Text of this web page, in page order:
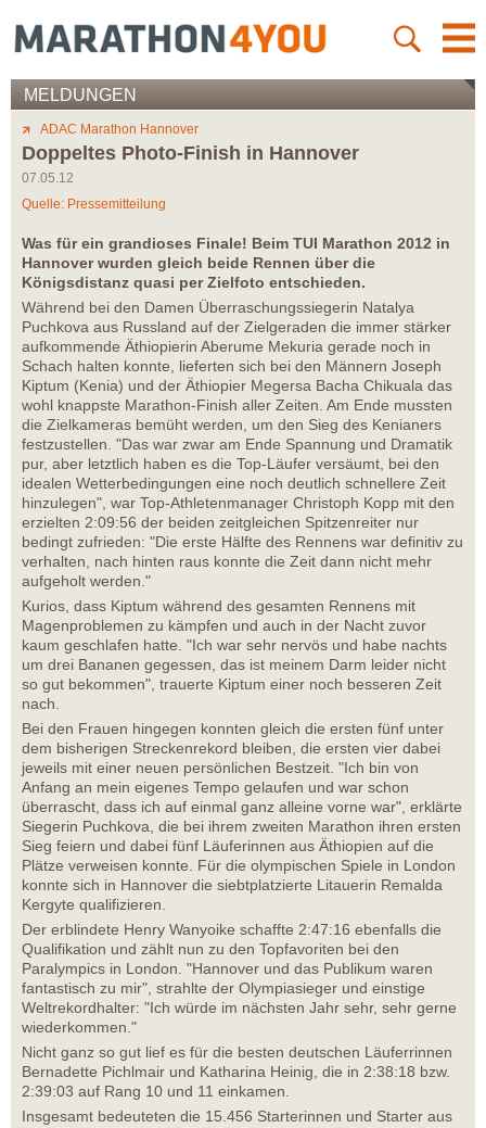
MELDUNGEN
ADAC Marathon Hannover
Doppeltes Photo-Finish in Hannover
07.05.12
Quelle: Pressemitteilung
Was für ein grandioses Finale! Beim TUI Marathon 2012 in
Hannover wurden gleich beide Rennen über die
Königsdistanz quasi per Zielfoto entschieden.
Während bei den Damen Überraschungssiegerin Natalya
Puchkova aus Russland auf der Zielgeraden die immer stärker
aufkommende Äthiopierin Aberume Mekuria gerade noch in
Schach halten konnte, lieferten sich bei den Männern Joseph
Kiptum (Kenia) und der Äthiopier Megersa Bacha Chikuala das
wohl knappste Marathon-Finish aller Zeiten. Am Ende mussten
die Zielkameras bemüht werden, um den Sieg des Kenianers
festzustellen. "Das war zwar am Ende Spannung und Dramatik
pur, aber letztlich haben es die Top-Läufer versäumt, bei den
idealen Wetterbedingungen eine noch deutlich schnellere Zeit
hinzulegen", war Top-Athletenmanager Christoph Kopp mit den
erzielten 2:09:56 der beiden zeitgleichen Spitzenreiter nur
bedingt zufrieden: "Die erste Hälfte des Rennens war definitiv zu
verhalten, nach hinten raus konnte die Zeit dann nicht mehr
aufgeholt werden."
Kurios, dass Kiptum während des gesamten Rennens mit
Magenproblemen zu kämpfen und auch in der Nacht zuvor
kaum geschlafen hatte. "Ich war sehr nervös und habe nachts
um drei Bananen gegessen, das ist meinem Darm leider nicht
so gut bekommen", trauerte Kiptum einer noch besseren Zeit
nach.
Bei den Frauen hingegen konnten gleich die ersten fünf unter
dem bisherigen Streckenrekord bleiben, die ersten vier dabei
jeweils mit einer neuen persönlichen Bestzeit. "Ich bin von
Anfang an mein eigenes Tempo gelaufen und war schon
überrascht, dass ich auf einmal ganz alleine vorne war", erklärte
Siegerin Puchkova, die bei ihrem zweiten Marathon ihren ersten
Sieg feiern und dabei fünf Läuferinnen aus Äthiopien auf die
Plätze verweisen konnte. Für die olympischen Spiele in London
konnte sich in Hannover die siebtplatzierte Litauerin Remalda
Kergyte qualifizieren.
Der erblindete Henry Wanyoike schaffte 2:47:16 ebenfalls die
Qualifikation und zählt nun zu den Topfavoriten bei den
Paralympics in London. "Hannover und das Publikum waren
fantastisch zu mir", strahlte der Olympiasieger und einstige
Weltrekordhalter: "Ich würde im nächsten Jahr sehr, sehr gerne
wiederkommen."
Nicht ganz so gut lief es für die besten deutschen Läuferrinnen
Bernadette Pichlmair und Katharina Heinig, die in 2:38:18 bzw.
2:39:03 auf Rang 10 und 11 einkamen.
Insgesamt bedeuteten die 15.456 Starterinnen und Starter aus